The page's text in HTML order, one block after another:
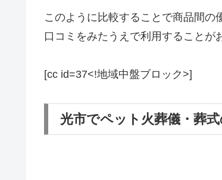
このように比較することで商品間
口コミをみたうえで利用することが
[cc id=37<!地域中盤ブロック>]
光市でペット火葬儀・葬